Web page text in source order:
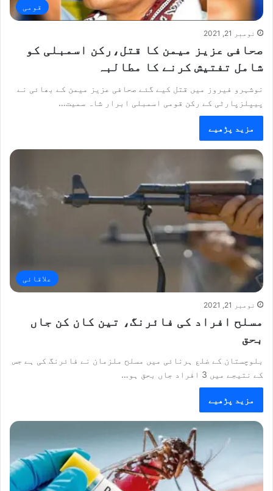
قومی
نومبر 21, 2021
صحافی عزیز میمن کا قتل،رکن اسمبلی کو
شامل تفتیش کرنے کا مطالبہ
نوشہرو فیروز میں قتل کیے گئے صحافی عزیز میمن کے بھائی نے
پیپلزپارٹی کے رکن قومی اسمبلی ابرار شاہ سمیت…
مزید پڑھیے
علاقائی
نومبر 21, 2021
مسلح افراد کی فائرنگ، تین کان کن جاں
بحق
بلوچستان کے ضلع ہرنائی میں مسلح ملزمان نے فائرنگ کی ہے جس
کے نتیجے میں 3 افراد جاں بحق ہو…
مزید پڑھیے